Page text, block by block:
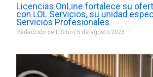
Licencias OnLine fortalece su
con LOL Servicios, su unidad
Servicios Profesionales
Redacción de ITSitio 5 de agosto 2026